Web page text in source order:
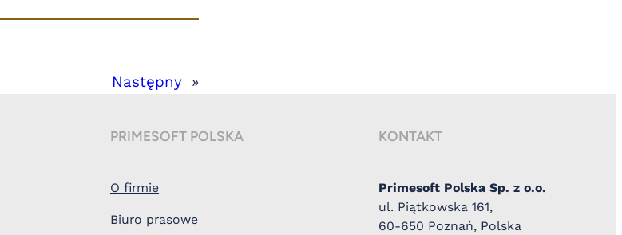
Następny »
PRIMESOFT POLSKA
O firmie
Biuro prasowe
KONTAKT
Primesoft Polska Sp. z o.o.
ul. Piątkowska 161,
60-650 Poznań, Polska